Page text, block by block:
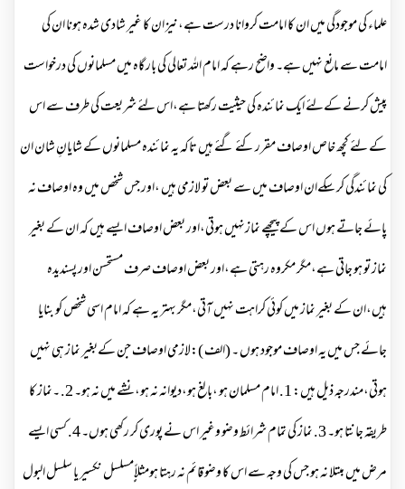
علماء کی موجودگی میں ان کا امامت کروانا درست ہے،نیز ان کا غیر شادی شدہ ہونا ان کی
امامت سے مانع نہیں ہے۔ واضح رہے کہ امام اللہ تعالی کی بار گاہ میں مسلمانوں کی درخواست
پیش کرنے کےلئے ایک نمائندہ کی حیثیت رکھتا ہے،اس لئے شریعت کی طرف سے اس
کے لئے کچھ خاص اوصاف مقرر کئے گئے ہیں تاکہ یہ نمائندہ مسلمانوں کے شایانِ شان ان
کی نمائندگی کر سکےان اوصاف میں سے بعض تو لازمی ہیں ،اور جس شخص میں وہ اوصاف نہ
پائے جاتے ہوں اس کے پیچھے نمازنہیں ہوتی،اور بعض اوصاف ایسے ہیں کہ ان کے بغیر
نماز تو ہو جاتی ہے،مگر مکروہ رہتی ہے،اور بعض اوصاف صرف مستحسن اور پسندیدہ
ہیں،ان کے بغیر نماز میں کوئی کراہت نہیں آتی،مگر بہتر یہ ہے کہ امام اسی شخص کو بنایا
جائے جس میں یہ اوصاف موجود ہوں ۔ (الف ):لازمی اوصاف جن کےبغیر نماز ہی نہیں
ہوتی،مندرجہ ذیل ہیں: 1. امام مسلمان ہو ،بالغ ہو،دیوانہ نہ ہو،نشے میں نہ ہو۔ 2. ۔نماز کا
طریقہ جانتا ہو۔ 3. نماز کی تمام شرائط وضو وغیر اس نے پوری کر رکھی ہوں۔ 4. کسی ایسے
مرض میں مبتلا نہ ہو جس کی وجہ سے اس کا وضو قائم نہ رہتا ہومثلاًٍٍمسلسل نکسیر یا سلسل البول